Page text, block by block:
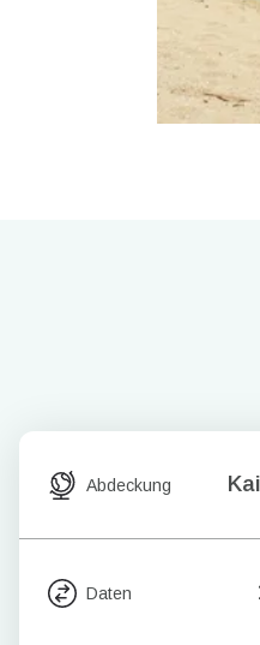
Abdeckung
Daten